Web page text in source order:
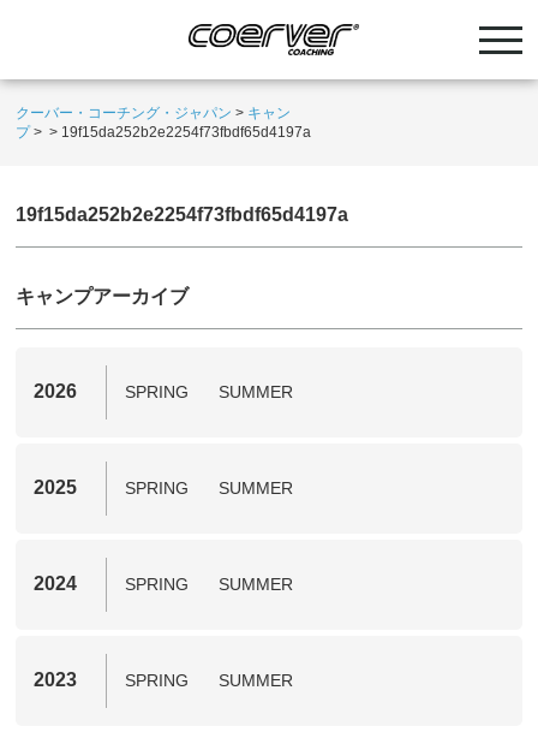
クーバー・コーチング・ジャパン > キャン
プ> > 19f15da252b2e2254f73fbdf65d4197a
19f15da252b2e2254f73fbdf65d4197a
キャンプアーカイブ
2026 SPRING SUMMER
2025 SPRING SUMMER
2024 SPRING SUMMER
2023 SPRING SUMMER